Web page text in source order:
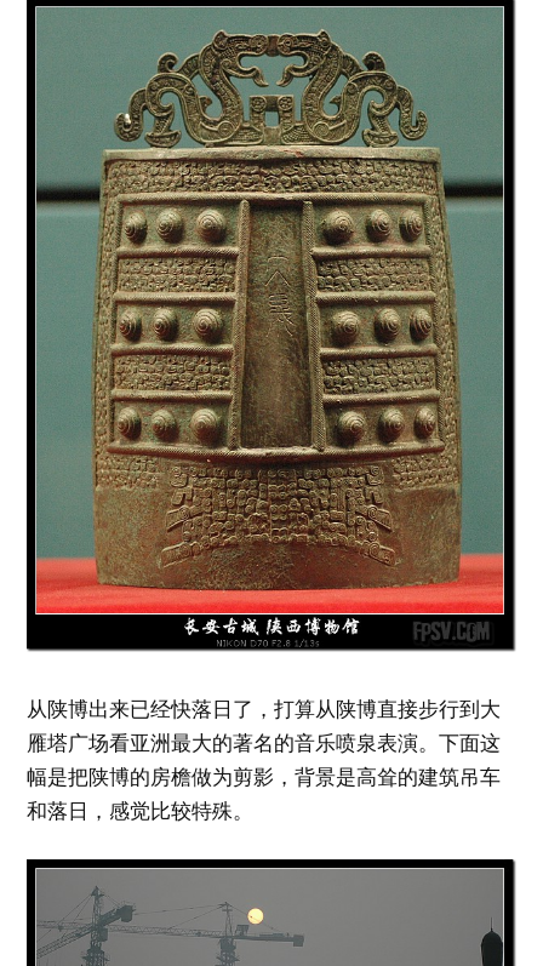
从陕博出来已经快落日了，打算从陕博直接步行到大
雁塔广场看亚洲最大的著名的音乐喷泉表演。下面这
幅是把陕博的房檐做为剪影，背景是高耸的建筑吊车
和落日，感觉比较特殊。